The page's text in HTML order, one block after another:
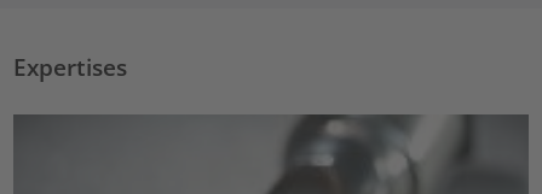
Expertises